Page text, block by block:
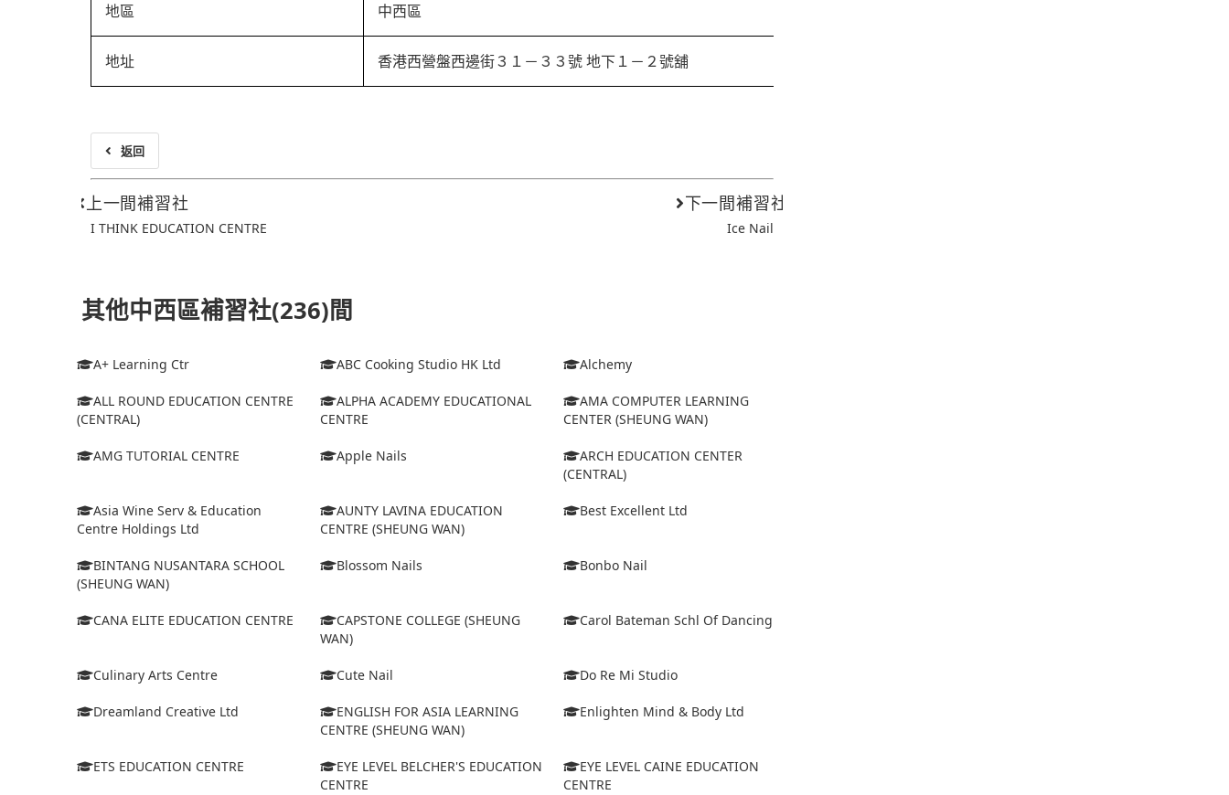
地區 中西區
地址 香港西營盤西邊街３１－３３號 地下１－２號舖
返回
上一間補習社
I THINK EDUCATION CENTRE
下一間補習社
Ice Nail
其他中西區補習社(236)間
A+ Learning Ctr ABC Cooking Studio HK Ltd Alchemy
ALL ROUND EDUCATION CENTRE
(CENTRAL)
ALPHA ACADEMY EDUCATIONAL
CENTRE
AMA COMPUTER LEARNING
CENTER (SHEUNG WAN)
AMG TUTORIAL CENTRE Apple Nails
ARCH EDUCATION CENTER
(CENTRAL)
Asia Wine Serv & Education
Centre Holdings Ltd
AUNTY LAVINA EDUCATION
CENTRE (SHEUNG WAN)
Best Excellent Ltd
BINTANG NUSANTARA SCHOOL
(SHEUNG WAN)
Blossom Nails Bonbo Nail
CANA ELITE EDUCATION CENTRE
CAPSTONE COLLEGE (SHEUNG
WAN)
Carol Bateman Schl Of Dancing
Culinary Arts Centre Cute Nail Do Re Mi Studio
Dreamland Creative Ltd
ENGLISH FOR ASIA LEARNING
CENTRE (SHEUNG WAN)
Enlighten Mind & Body Ltd
ETS EDUCATION CENTRE
EYE LEVEL BELCHER'S EDUCATION
CENTRE
EYE LEVEL CAINE EDUCATION
CENTRE